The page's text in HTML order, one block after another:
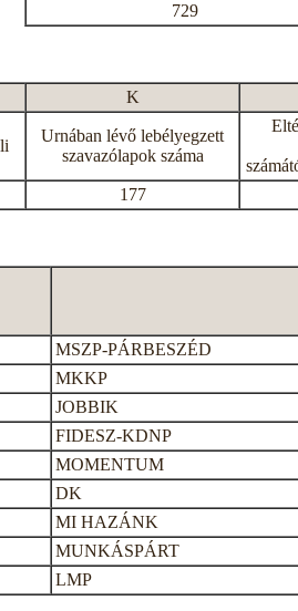
729
K
Urnában lévő lebélyegzett
szavazólapok száma
177
MSZP-PÁRBESZÉD
MKKP
JOBBIK
FIDESZ-KDNP
MOMENTUM
DK
MI HAZÁNK
MUNKÁSPÁRT
LMP